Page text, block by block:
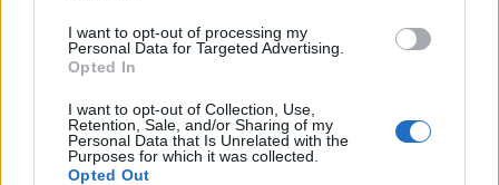
I want to opt-out of processing my
Personal Data for Targeted Advertising.
Opted In
I want to opt-out of Collection, Use,
Retention, Sale, and/or Sharing of my
Personal Data that Is Unrelated with the
Purposes for which it was collected.
Opted Out